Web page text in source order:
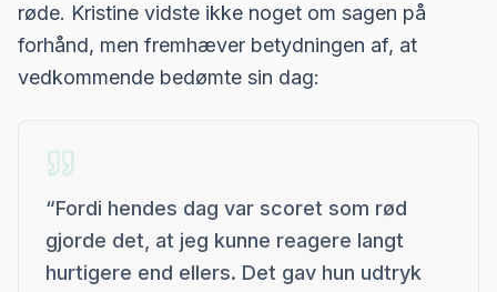
røde. Kristine vidste ikke noget om sagen på
forhånd, men fremhæver betydningen af, at
vedkommende bedømte sin dag:
“Fordi hendes dag var scoret som rød
gjorde det, at jeg kunne reagere langt
hurtigere end ellers. Det gav hun udtryk